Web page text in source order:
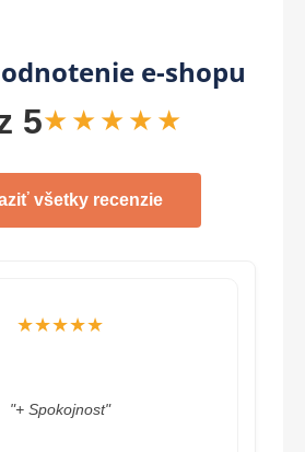
e-shopu
5★★★★★
všetky recenzie
★★★★★
"+ Spokojnost"